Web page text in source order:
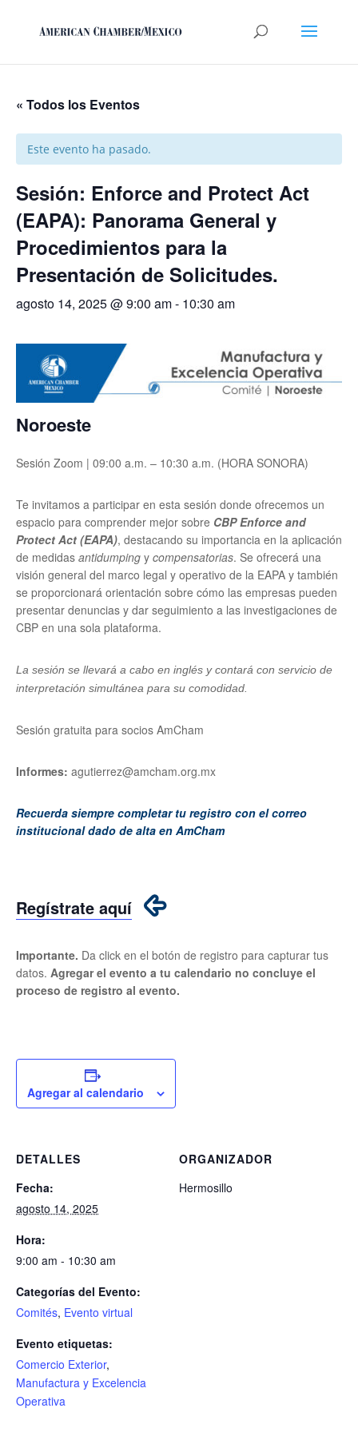
« Todos los Eventos
Este evento ha pasado.
Sesión: Enforce and Protect Act
(EAPA): Panorama General y
Procedimientos para la
Presentación de Solicitudes.
agosto 14, 2025 @ 9:00 am- 10:30 am
Noroeste
Sesión Zoom | 09:00 a.m. – 10:30 a.m. (HORA SONORA)
Te invitamos a participar en esta sesión donde ofrecemos un
espacio para comprender mejor sobre CBP Enforce and
Protect Act (EAPA), destacando su importancia en la aplicación
de medidas antidumping y compensatorias. Se ofrecerá una
visión general del marco legal y operativo de la EAPA y también
se proporcionará orientación sobre cómo las empresas pueden
presentar denuncias y dar seguimiento a las investigaciones de
CBP en una sola plataforma.
La sesión se llevará a cabo en inglés y contará con servicio de
interpretación simultánea para su comodidad.
Sesión gratuita para socios AmCham
Informes: agutierrez@amcham.org.mx
Recuerda siempre completar tu registro con el correo
institucional dado de alta en AmCham
Regístrate aquí
Importante. Da click en el botón de registro para capturar tus
datos. Agregar el evento a tu calendario no concluye el
proceso de registro al evento.
Agregar al calendario
DETALLES
Fecha:
agosto 14, 2025
Hora:
9:00 am - 10:30 am
Categorías del Evento:
Comités, Evento virtual
Evento etiquetas:
Comercio Exterior,
Manufactura y Excelencia
Operativa
ORGANIZADOR
Hermosillo